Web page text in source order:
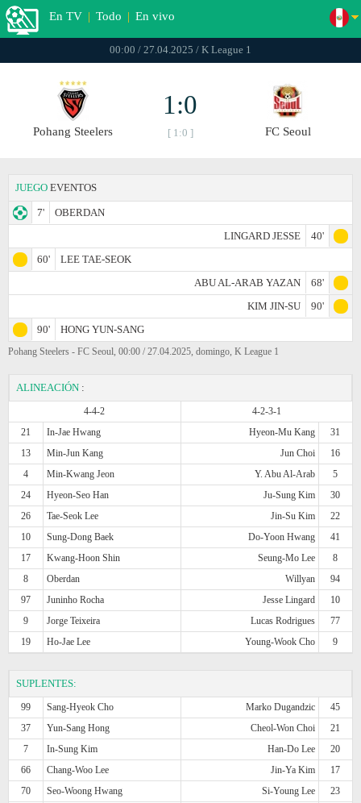
En TV | Todo | En vivo
00:00 / 27.04.2025 / K League 1
Pohang Steelers
1:0
[ 1:0 ] FC Seoul
JUEGO EVENTOS
7'
OBERDAN
LINGARD JESSE
40'
60'
LEE TAE-SEOK
ABU AL-ARAB YAZAN
68'
KIM JIN-SU
90'
90'
HONG YUN-SANG
Pohang Steelers - FC Seoul, 00:00 / 27.04.2025, domingo, K League 1
ALINEACIÓN :
4-4-2
4-2-3-1
21
In-Jae Hwang Hyeon-Mu Kang
31
13
Min-Jun Kang Jun Choi
16
4
Min-Kwang Jeon Y. Abu Al-Arab
5
24
Hyeon-Seo Han Ju-Sung Kim
30
26
Tae-Seok Lee Jin-Su Kim
22
10
Sung-Dong Baek Do-Yoon Hwang
41
17
Kwang-Hoon Shin Seung-Mo Lee
8
8
Oberdan Willyan
94
97
Juninho Rocha Jesse Lingard
10
9
Jorge Teixeira Lucas Rodrigues
77
19
Ho-Jae Lee Young-Wook Cho 9
SUPLENTES:
99 Sang-Hyeok Cho Marko Dugandzic
45
37
Yun-Sang Hong Cheol-Won Choi
21
7
In-Sung Kim Han-Do Lee
20
66
Chang-Woo Lee Jin-Ya Kim
17
70
Seo-Woong Hwang Si-Young Lee
23